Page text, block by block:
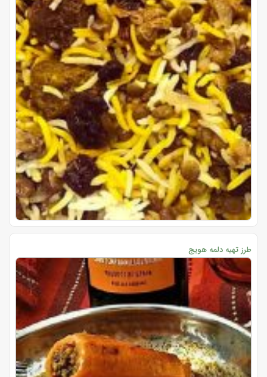
طرز تهیه دلمه هویج